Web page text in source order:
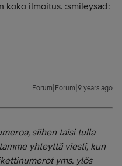
koko ilmoitus. :smileysad:
Forum|Forum|9 years ago
siihen taisi tulla
yhteyttä viesti, kun
yms. ylös